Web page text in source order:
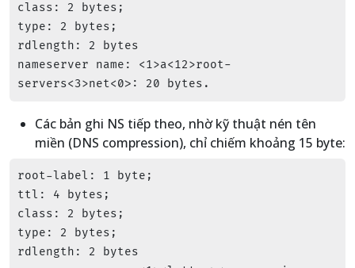
class: 2 bytes;
type: 2 bytes;
rdlength: 2 bytes
nameserver name: <1>a<12>root-
servers<3>net<0>: 20 bytes.
Các bản ghi NS tiếp theo, nhờ kỹ thuật nén tên
miền (DNS compression), chỉ chiếm khoảng 15 byte:
root-label: 1 byte;
ttl: 4 bytes;
class: 2 bytes;
type: 2 bytes;
rdlength: 2 bytes